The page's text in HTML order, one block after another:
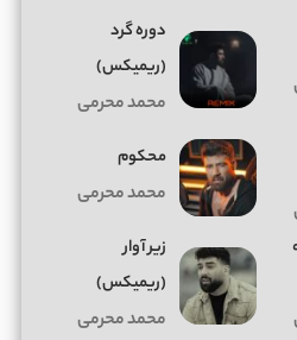
دوره گرد
(ریمیکس)
محمد محرمی
محکوم
محمد محرمی
زیر آوار
(ریمیکس)
محمد محرمی